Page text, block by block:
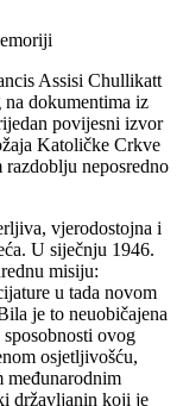
Assisi Chullikatt
dokumentima iz
povijesni izvor
Katoličke Crkve
neposredno
vjerodostojna i
U siječnju 1946.
misiju:
u tada novom
je to neuobičajena
ovog
osjetljivošću,
međunarodnim
državljanin koji je